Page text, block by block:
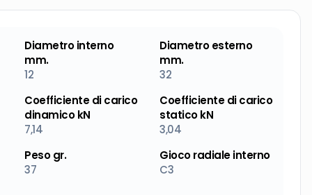
Diametro interno
mm.
12
Diametro esterno
mm.
32
Coefficiente di carico
dinamico kN
7,14
Coefficiente di carico
statico kN
3,04
Peso gr.
37
Gioco radiale interno
C3